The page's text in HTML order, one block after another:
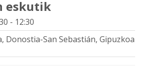
eskutik
- 12:30
Donostia-San Sebastián, Gipuzkoa